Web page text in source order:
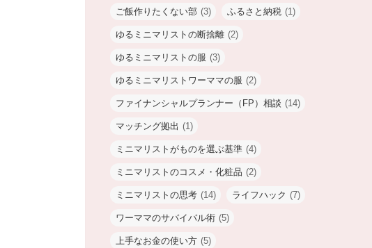
ご飯作りたくない部 (3) ふるさと納税 (1)
ゆるミニマリストの断捨離 (2)
ゆるミニマリストの服 (3)
ゆるミニマリストワーママの服 (2)
ファイナンシャルプランナー（FP）相談 (14)
マッチング拠出 (1)
ミニマリストがものを選ぶ基準 (4)
ミニマリストのコスメ・化粧品 (2)
ミニマリストの思考 (14) ライフハック (7)
ワーママのサバイバル術 (5)
上手なお金の使い方 (5)